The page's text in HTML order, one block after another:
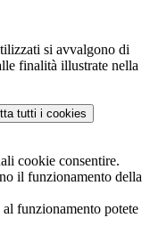
si avvalgono di
finalità illustrate nella
tutti i cookies
cookie consentire.
il funzionamento della
funzionamento potete